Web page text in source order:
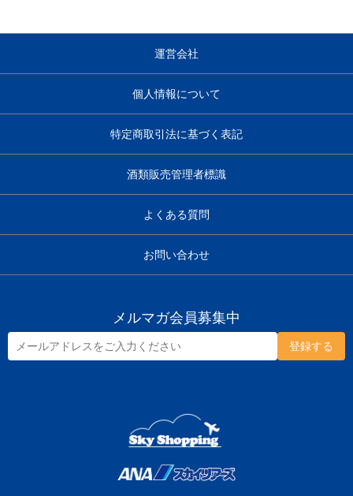
運営会社
個人情報について
特定商取引法に基づく表記
酒類販売管理者標識
よくある質問
お問い合わせ
メルマガ会員募集中